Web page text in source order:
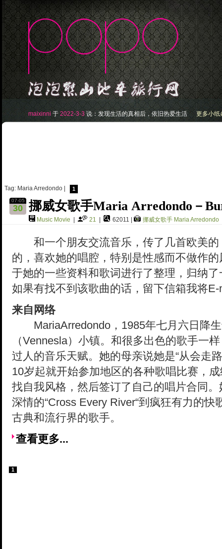
Tag: Maria Arredondo | 1
07-05
30 挪威女歌手Maria Arredondo－
Music Movie 21 62011 | 挪威女歌手 Maria Arredondo
和一个朋友交流音乐，传了几首欧美的
的，喜欢她的唱腔，特别是性感而不做作
于她的一些资料和歌词进行了整理，归纳
如果有找不到该歌曲的话，留下信箱我将
来自网络
MariaArredondo，1985年七月六日降
（Vennesla）小镇。和很多出色的歌手一
过人的音乐天赋。她的母亲说她是“从会走
10岁起就开始参加地区的各种歌唱比赛，
找自我风格，然后签订了自己的唱片合同
深情的“Cross Every River“到疯狂有力的快
古典和流行界的歌手。
查看更多...
1
maixinni 于 2022-3-3说： 发现生活的真相后，依旧热爱生活 更多小纸